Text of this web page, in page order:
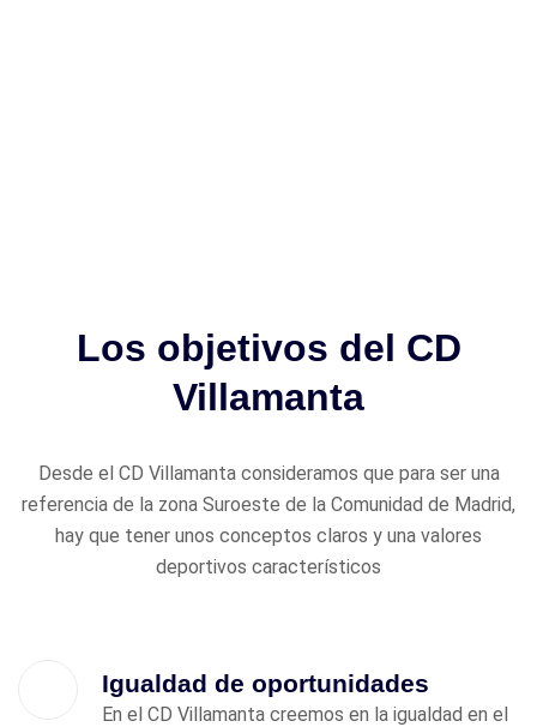
Los objetivos del CD
Villamanta
Desde el CD Villamanta consideramos que para ser una
referencia de la zona Suroeste de la Comunidad de Madrid,
hay que tener unos conceptos claros y una valores
deportivos característicos
Igualdad de oportunidades
En el CD Villamanta creemos en la igualdad en el